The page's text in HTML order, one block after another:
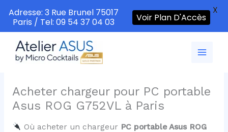
contenu
Acheter chargeur pour PC portable
Asus ROG G752VL à Paris
Où acheter un chargeur PC portable Asus ROG
Adresse: 3 Rue Brunel 75017
Paris / Tel: 09 54 37 04 03
Voir Plan D'Accès
X